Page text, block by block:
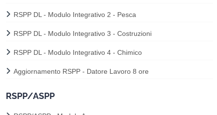
RSPP DL - Modulo Integrativo 2 - Pesca
RSPP DL - Modulo Integrativo 3 - Costruzioni
RSPP DL - Modulo Integrativo 4 - Chimico
Aggiornamento RSPP - Datore Lavoro 8 ore
RSPP/ASPP